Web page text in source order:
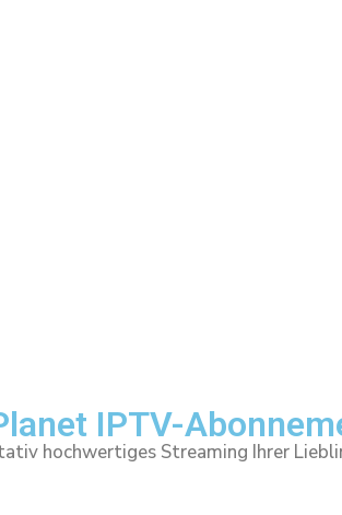
IPTV-
hochwertiges Streaming Ihrer